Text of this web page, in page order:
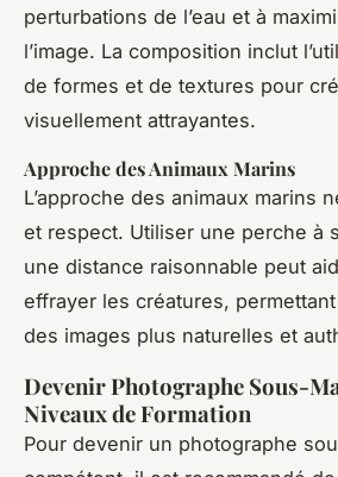
perturbations de l’eau et à
l’image. La composition inclut
de formes et de textures pour
visuellement attrayantes.
Approche des Animaux Marins
L’approche des animaux marins
et respect. Utiliser une perche à
une distance raisonnable peut
effrayer les créatures,
des images plus naturelles et
Devenir Photographe Sous-
Niveaux de Formation
Pour devenir un photographe